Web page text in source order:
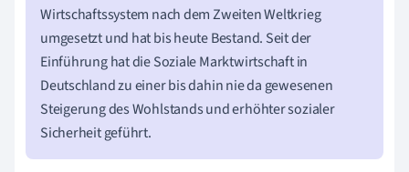
Wirtschaftssystem nach dem Zweiten Weltkrieg
umgesetzt und hat bis heute Bestand. Seit der
Einführung hat die Soziale Marktwirtschaft in
Deutschland zu einer bis dahin nie da gewesenen
Steigerung des Wohlstands und erhöhter sozialer
Sicherheit geführt.